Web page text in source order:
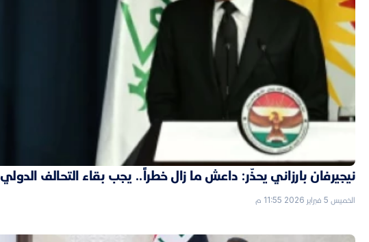
نيجيرفان بارزاني يحذّر: داعش ما زال خطراً.. يجب بقاء التحالف الدولي
الخميس 5 فبراير 2026 11:55 م